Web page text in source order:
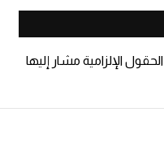
الحقول الإلزامية مشار إليها